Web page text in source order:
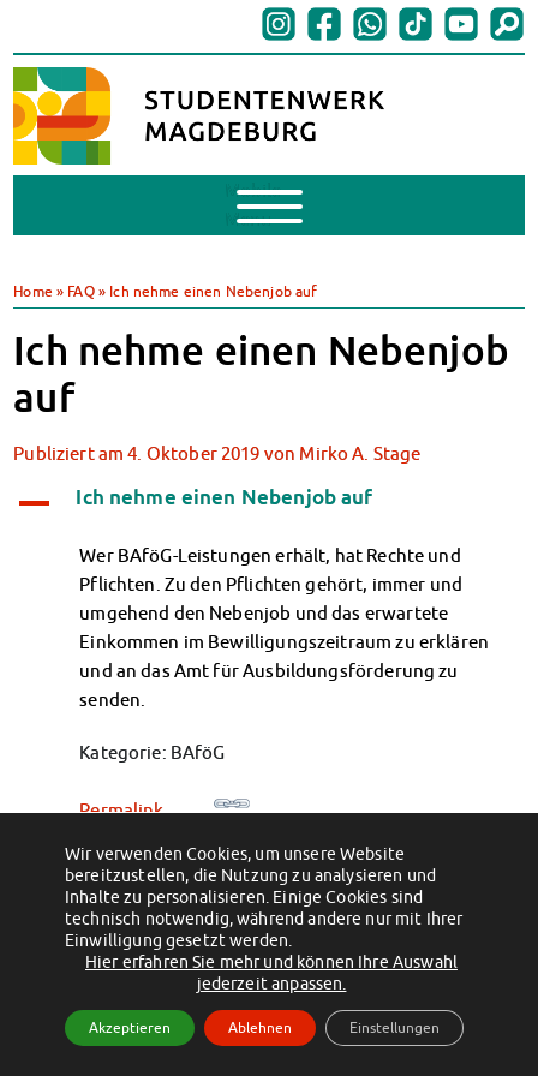
Mobile
Menu
BAföG beantragen
BAföG-FAQs
Dokumente
BAföG-Sprechstunden
Kredite & Stipendien
Mensen & Cafeterien
Heute in unseren Mensen
Klimabewusst essen
Mensa-FAQs
CampusCatering
MensaFeedback
AnsprechpartnerInnen
Wohnen
Wohnheime in Magdeburg
MIT einander – FÜR einander
Wohnheimtutoren
Schadensmeldung
Wohnen-FAQ
Dokumente
Soziales & Beratung
Home » FAQ» Ich nehme einen Nebenjob auf
Ich nehme einen Nebenjob
auf
Publiziert am 4. Oktober 2019 von Mirko A. Stage
A Ich nehme einen Nebenjob auf
Wer BAföG-Leistungen erhält, hat Rechte und
Pflichten. Zu den Pflichten gehört, immer und
umgehend den Nebenjob und das erwartete
Einkommen im Bewilligungszeitraum zu erklären
und an das Amt für Ausbildungsförderung zu
senden.
Kategorie: BAföG
Permalink
Ist der BAföG-Rechner sinnvoll?
Welche Einkommensnachweise muss ich
für meine Eltern/meine Ehepartner
(c) 2012 - 2026 by Studentenwerk Magdeburg - Anstalt des öffentlichen
Rechts
Facebook
Instagram TikTok
Youtube
Wir verwenden Cookies, um unsere Website
bereitzustellen, die Nutzung zu analysieren und
Inhalte zu personalisieren. Einige Cookies sind
technisch notwendig, während andere nur mit Ihrer
Einwilligung gesetzt werden.
Hier erfahren Sie mehr und können Ihre Auswahl
jederzeit anpassen.
Akzeptieren Ablehnen Einstellungen